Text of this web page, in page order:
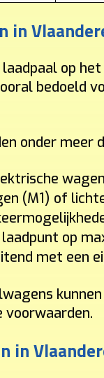
in
op
bedoeld
onder meer
(M1) of
op
met een
voorwaarden.
in